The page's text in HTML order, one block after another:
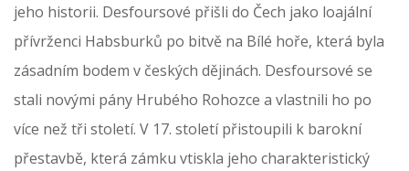
jeho historii. Desfoursové přišli do Čech jako loajální
přívrženci Habsburků po bitvě na Bílé hoře, která byla
zásadním bodem v českých dějinách. Desfoursové se
stali novými pány Hrubého Rohozce a vlastnili ho po
více než tři století. V 17. století přistoupili k barokní
přestavbě, která zámku vtiskla jeho charakteristický